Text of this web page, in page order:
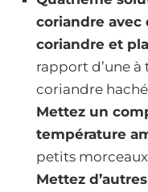
coriandre avec
coriandre et
rapport d’une à
coriandre
Mettez un
température
petits
Mettez